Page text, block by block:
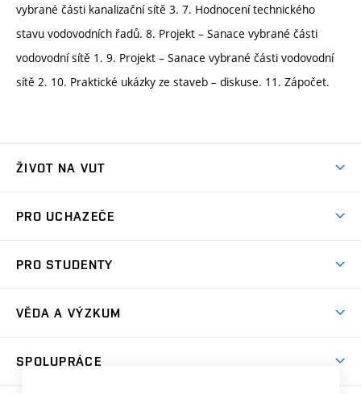
vybrané části kanalizační sítě 3. 7. Hodnocení technického
stavu vodovodních řadů. 8. Projekt – Sanace vybrané části
vodovodní sítě 1. 9. Projekt – Sanace vybrané části vodovodní
sítě 2. 10. Praktické ukázky ze staveb – diskuse. 11. Zápočet.
ŽIVOT NA VUT
Koleje
Sport na VUT
Brno
PRO UCHAZEČE
Dny otevřených dveří
Celoživotní vzdělávání
PRO STUDENTY
Harmonogram akademického roku
Závěrečné práce
Zpracování osobních údajů studentů
Sociální bezpečí
Studium bez bariér
VĚDA A VÝZKUM
SPOLUPRÁCE